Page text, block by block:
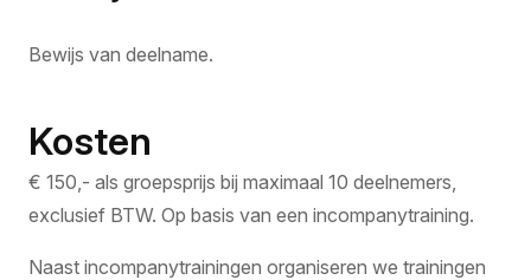
Bewijs van deelname.
Kosten
€ 150,- als groepsprijs bij maximaal 10 deelnemers,
exclusief BTW. Op basis van een incompanytraining.
Naast incompanytrainingen organiseren we trainingen